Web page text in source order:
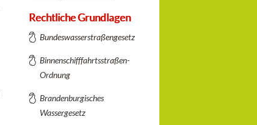
Rechtliche Grundlagen
Bundeswasserstraßengesetz
Binnenschifffahrtsstraßen-
Ordnung
Brandenburgisches
Wassergesetz